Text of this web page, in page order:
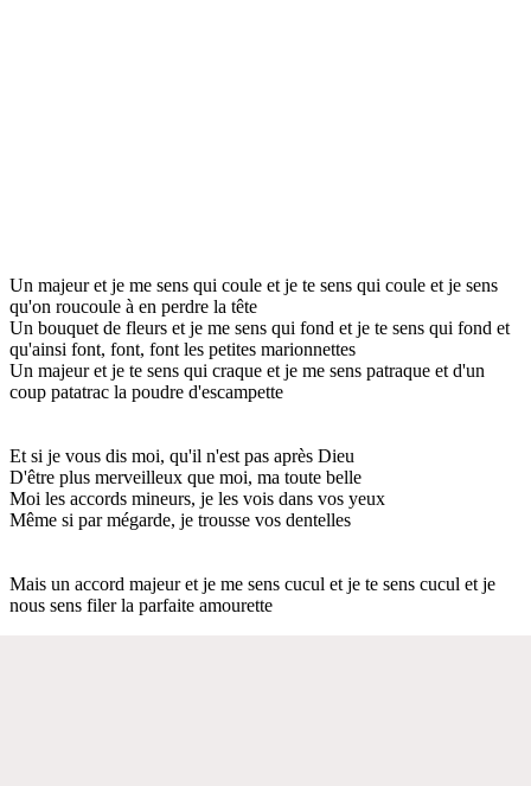
Un majeur et je me sens qui coule et je te sens qui coule et je sens
qu'on roucoule à en perdre la tête
Un bouquet de fleurs et je me sens qui fond et je te sens qui fond et
qu'ainsi font, font, font les petites marionnettes
Un majeur et je te sens qui craque et je me sens patraque et d'un
coup patatrac la poudre d'escampette
Et si je vous dis moi, qu'il n'est pas après Dieu
D'être plus merveilleux que moi, ma toute belle
Moi les accords mineurs, je les vois dans vos yeux
Même si par mégarde, je trousse vos dentelles
Mais un accord majeur et je me sens cucul et je te sens cucul et je
nous sens filer la parfaite amourette